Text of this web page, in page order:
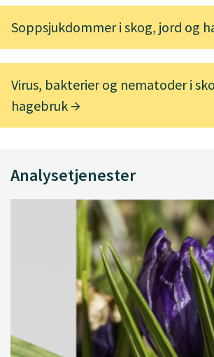
Soppsjukdommer i skog, jord og
Virus, bakterier og nematoder i
hagebruk
Analysetjenester